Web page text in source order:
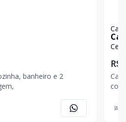
banheiro e 2
Casa
R$